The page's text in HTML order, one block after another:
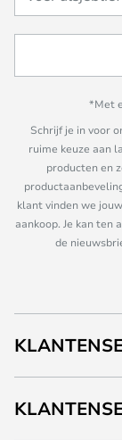
*Met
Schrijf je in voor
ruime keuze aan
producten en
klant vinden we
aankoop. Je kan ten
de